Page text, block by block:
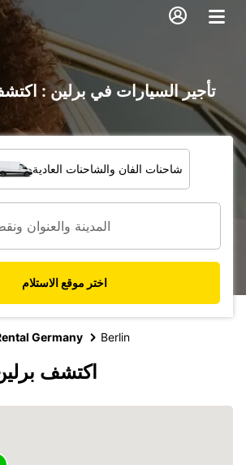
تأجير السيارات في برلين :
شاحنات الفان والشاحنات العادية
اختر موقع الاستلام
Germany Berlin
اكتشف